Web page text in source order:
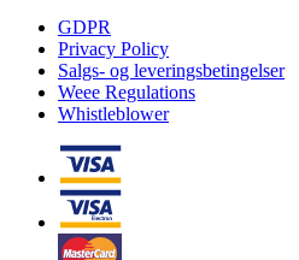
GDPR
Privacy Policy
Salgs- og leveringsbetingelser
Weee Regulations
Whistleblower